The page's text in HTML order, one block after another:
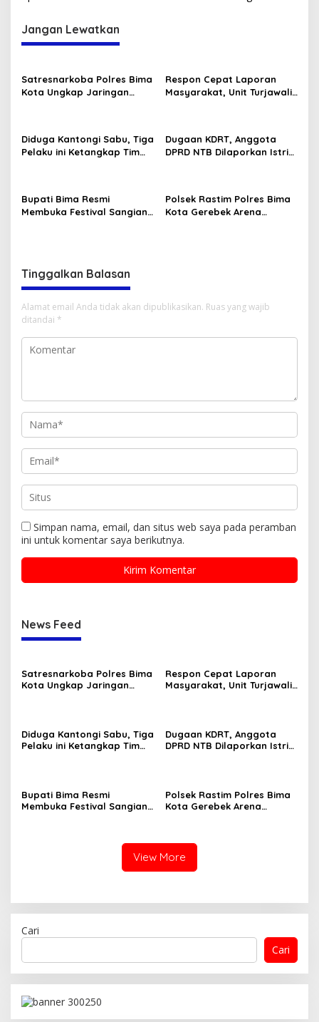
Jangan Lewatkan
Satresnarkoba Polres Bima
Kota Ungkap Jaringan
Respon Cepat Laporan
Masyarakat, Unit Turjawali
Diduga Kantongi Sabu, Tiga
Pelaku ini Ketangkap Tim
Dugaan KDRT, Anggota
DPRD NTB Dilaporkan Istri
Bupati Bima Resmi
Membuka Festival Sangiang
Polsek Rastim Polres Bima
Kota Gerebek Arena
Tinggalkan Balasan
Alamat email Anda tidak akan dipublikasikan. Ruas yang wajib
ditandai *
Simpan nama, email, dan situs web saya pada peramban
ini untuk komentar saya berikutnya.
News Feed
Satresnarkoba Polres Bima
Kota Ungkap Jaringan
Respon Cepat Laporan
Masyarakat, Unit Turjawali
Diduga Kantongi Sabu, Tiga
Pelaku ini Ketangkap Tim
Dugaan KDRT, Anggota
DPRD NTB Dilaporkan Istri
Bupati Bima Resmi
Membuka Festival Sangiang
Polsek Rastim Polres Bima
Kota Gerebek Arena
View More
Cari
Cari